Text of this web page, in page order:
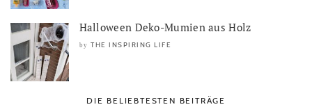
Halloween Deko-Mumien aus Holz
by THE INSPIRING LIFE
DIE BELIEBTESTEN BEITRÄGE